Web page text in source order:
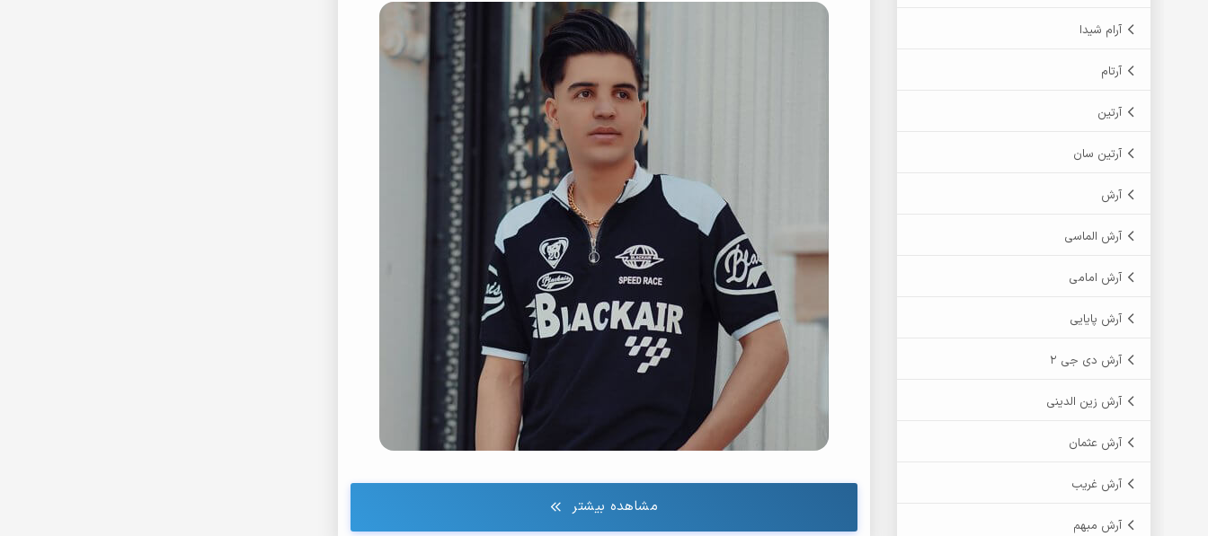
آرام شیدا
آرتام
آرتین
آرتین سان
آرش
آرش الماسی
آرش امامی
آرش پایایی
آرش دی جی 2
آرش زین الدینی
آرش عثمان
آرش غریب
آرش مبهم
مشاهده بیشتر